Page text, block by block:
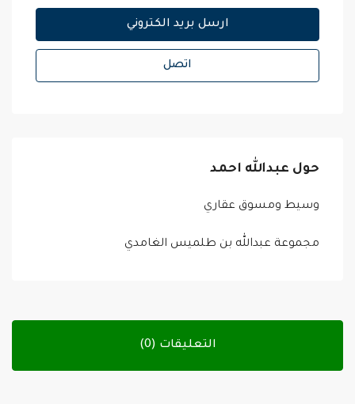
ارسل بريد الكتروني
اتصل
حول عبدالله احمد
وسيط ومسوق عقاري
مجموعة عبدالله بن طلميس الغامدي
التعليقات (0)